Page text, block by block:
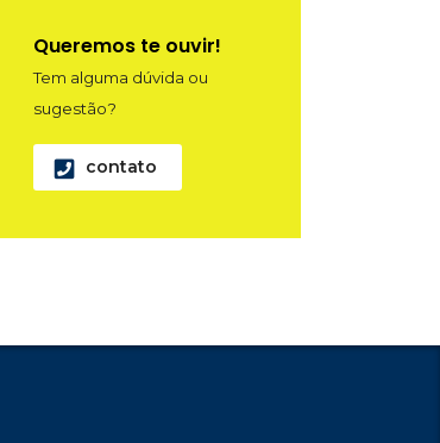
Queremos te ouvir!
Tem alguma dúvida ou
sugestão?
contato